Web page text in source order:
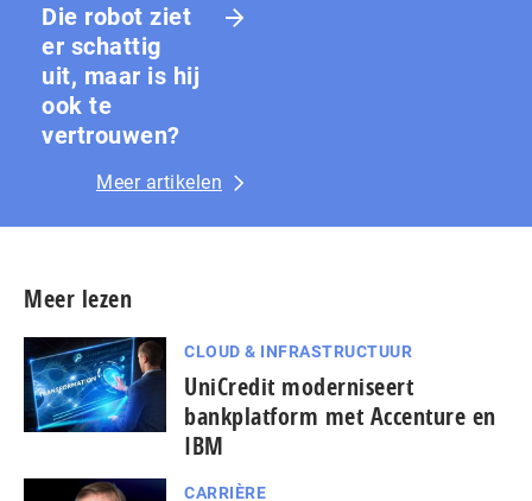
Die robot ziet
er schattig
uit, maar is hij
ook te
vertrouwen?
Meer artikelen
Meer lezen
CLOUD & INFRASTRUCTUUR
UniCredit moderniseert
bankplatform met Accenture en
IBM
CARRIÈRE